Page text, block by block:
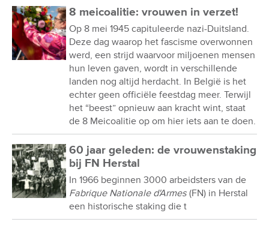
8 meicoalitie: vrouwen in verzet!
Op 8 mei 1945 capituleerde nazi-Duitsland.
Deze dag waarop het fascisme overwonnen
werd, een strijd waarvoor miljoenen mensen
hun leven gaven, wordt in verschillende
landen nog altijd herdacht. In België is het
echter geen officiële feestdag meer. Terwijl
het “beest” opnieuw aan kracht wint, staat
de 8 Meicoalitie op om hier iets aan te doen.
60 jaar geleden: de vrouwenstaking
bij FN Herstal
In 1966 beginnen 3000 arbeidsters van de
Fabrique Nationale d'Armes (FN) in Herstal
een historische staking die t